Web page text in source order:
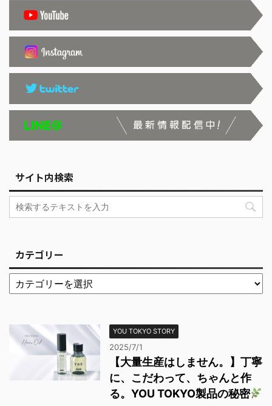
サイト内検索
カテゴリー
YOU TOKYO STORY
2025/7/1
【大量生産はしません。】丁寧
に、こだわって、ちゃんと作
る。YOU TOKYO製品の秘密